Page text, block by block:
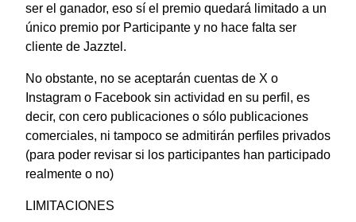
ser el ganador, eso sí el premio quedará limitado a un
único premio por Participante y no hace falta ser
cliente de Jazztel.
No obstante, no se aceptarán cuentas de X o
Instagram o Facebook sin actividad en su perfil, es
decir, con cero publicaciones o sólo publicaciones
comerciales, ni tampoco se admitirán perfiles privados
(para poder revisar si los participantes han participado
realmente o no)
LIMITACIONES